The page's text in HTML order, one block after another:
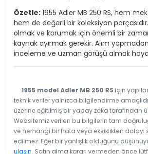
Özetle: 1955 Adler MB 250 RS, hem
hem de değerli bir koleksiyon
olmak ve korumak için önemli bir
kaynak ayırmak gerekir. Alım
inceleme ve uzman görüşü almak
1955 model Adler MB 250 RS için
teknik veriler yalnızca bilgilendirme
üzerine eğitilmiş bir yapay zeka tarafından
Websitemiz verilen bu bilgilerin tam
ve herhangi bir hata veya eksiklikten dolayı
edilmez. Eğer bir yanlışlık olduğunu
ulaşın. Satın alma kararı vermeden önce